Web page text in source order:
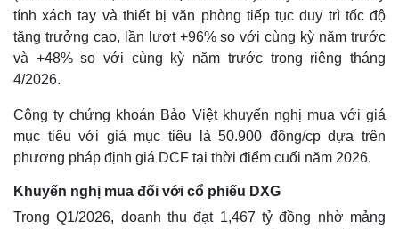
Thế giới
Quan sát
Cuộc sống đó đây
Multimedia
Video
Infographic
tính xách tay và thiết bị văn phòng tiếp tục duy trì tốc độ
tăng trưởng cao, lần lượt +96% so với cùng kỳ năm trước
và +48% so với cùng kỳ năm trước trong riêng tháng
4/2026.
Công ty chứng khoán Bảo Việt khuyến nghị mua với giá
mục tiêu với giá mục tiêu là 50.900 đồng/cp dựa trên
phương pháp định giá DCF tại thời điểm cuối năm 2026.
Khuyến nghị mua đối với cổ phiếu DXG
Trong Q1/2026, doanh thu đạt 1,467 tỷ đồng nhờ mảng